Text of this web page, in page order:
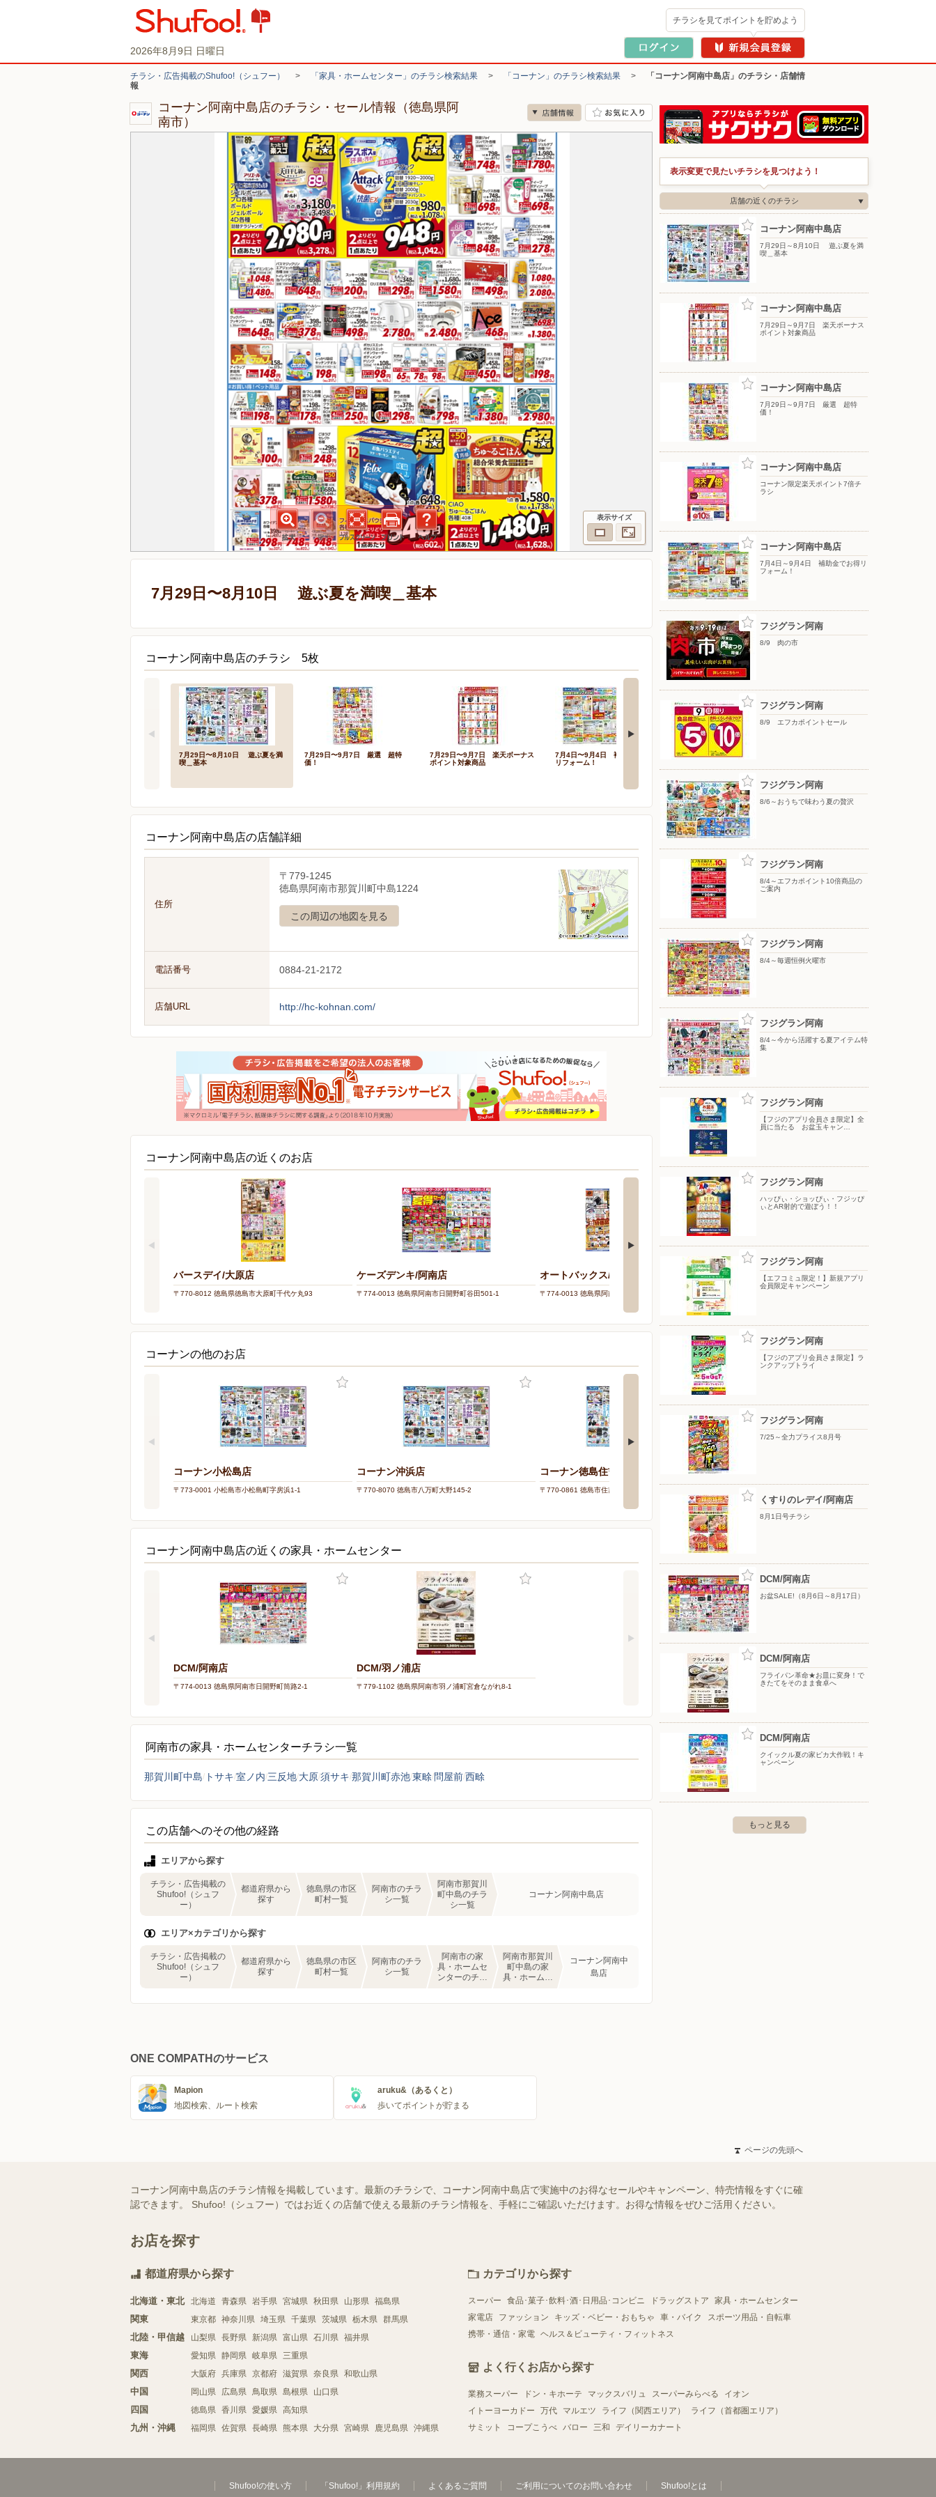
2026年8月9日 日曜日
チラシを見てポイントを貯めよう
チラシ・広告掲載のShufoo!（シュフー） > 「家具・ホームセンター」のチラシ検索結果 > 「コーナン」のチラシ検索結果 >
「コーナン阿南中島店」のチラシ・店舗情
報
コーナン阿南中島店のチラシ・セール情報（徳島県阿
南市）
表示サイズ
7月29日〜8月10日 遊ぶ夏を満喫＿基本
コーナン阿南中島店のチラシ 5枚
7月29日〜8月10日 遊ぶ夏を満
喫＿基本
7月29日〜9月7日 厳選 超特
価！
7月29日〜9月7日 楽天ボーナス
ポイント対象商品
7月4日〜9月4日 補助金でお得
リフォーム！
コーナン限定楽天ポイント7倍チ
コーナン阿南中島店の店舗詳細
住所
〒779-1245
徳島県阿南市那賀川町中島1224
この周辺の地図を見る
電話番号 0884-21-2172
店舗URL http://hc-kohnan.com/
コーナン阿南中島店の近くのお店
バースデイ/大原店
〒770-8012 徳島県徳島市大原町千代ケ丸93
ケーズデンキ/阿南店
〒774-0013 徳島県阿南市日開野町谷田501-1
オートバックス/・阿南店
〒774-0013 徳島県阿南市日開野町南居内343-1
DCM/阿南店
コーナンの他のお店
コーナン小松島店
〒773-0001 小松島市小松島町字房浜1-1
コーナン沖浜店
〒770-8070 徳島市八万町大野145-2
コーナン徳島住吉店
〒770-0861 徳島市住吉6-3-10
コーナン川内店
〒771-0132 徳島市川内町平石戎野249-4
コーナン阿南中島店の近くの家具・ホームセンター
DCM/阿南店
〒774-0013 徳島県阿南市日開野町筒路2-1
DCM/羽ノ浦店
〒779-1102 徳島県阿南市羽ノ浦町宮倉ながれ8-1
阿南市の家具・ホームセンターチラシ一覧
那賀川町中島 トサキ 室ノ内 三反地 大原須サキ 那賀川町赤池東畭 問屋前西畭
この店舗へのその他の経路
エリアから探す
チラシ・広告掲載の
Shufoo!（シュフ
ー）
都道府県から
探す
徳島県の市区
町村一覧
阿南市のチラ
シ一覧
阿南市那賀川
町中島のチラ
シ一覧
コーナン阿南中島店
エリア×カテゴリから探す
チラシ・広告掲載の
Shufoo!（シュフ
ー）
都道府県から
探す
徳島県の市区
町村一覧
阿南市のチラ
シ一覧
阿南市の家
具・ホームセ
ンターのチラ
阿南市那賀川
町中島の家
具・ホームセ
コーナン阿南中
島店
表示変更で見たいチラシを見つけよう！
店舗の近くのチラシ
コーナン阿南中島店
7月29日～8月10日 遊ぶ夏を満
喫＿基本
コーナン阿南中島店
7月29日～9月7日 楽天ボーナス
ポイント対象商品
コーナン阿南中島店
7月29日～9月7日 厳選 超特
価！
コーナン阿南中島店
コーナン限定楽天ポイント7倍チ
ラシ
コーナン阿南中島店
7月4日～9月4日 補助金でお得リ
フォーム！
フジグラン阿南
8/9 肉の市
フジグラン阿南
8/9 エフカポイントセール
フジグラン阿南
8/6～おうちで味わう夏の贅沢
フジグラン阿南
8/4～エフカポイント10倍商品の
ご案内
フジグラン阿南
8/4～毎週恒例火曜市
フジグラン阿南
8/4～今から活躍する夏アイテム特
集
フジグラン阿南
【フジのアプリ会員さま限定】全
員に当たる お盆玉キャン…
フジグラン阿南
ハッぴぃ・ショッぴぃ・フジッぴ
ぃとAR射的で遊ぼう！！
フジグラン阿南
【エフコミュ限定！】新規アプリ
会員限定キャンペーン
フジグラン阿南
【フジのアプリ会員さま限定】ラ
ンクアップトライ
フジグラン阿南
7/25～全力プライス8月号
くすりのレデイ/阿南店
8月1日号チラシ
DCM/阿南店
お盆SALE!（8月6日～8月17日）
DCM/阿南店
フライパン革命★お皿に変身！で
きたてをそのまま食卓へ
DCM/阿南店
クイックル夏の家ピカ大作戦！キ
ャンペーン
もっと見る
ONE COMPATHのサービス
Mapion
地図検索、ルート検索
aruku&（あるくと）
歩いてポイントが貯まる
ページの先頭へ
コーナン阿南中島店のチラシ情報を掲載しています。最新のチラシで、コーナン阿南中島店で実施中のお得なセールやキャンペーン、特売情報をすぐに確
認できます。 Shufoo!（シュフー）ではお近くの店舗で使える最新のチラシ情報を、手軽にご確認いただけます。お得な情報をぜひご活用ください。
お店を探す
都道府県から探す
北海道・東北 北海道 青森県 岩手県 宮城県 秋田県 山形県 福島県
関東 東京都 神奈川県 埼玉県 千葉県 茨城県 栃木県 群馬県
北陸・甲信越 山梨県 長野県 新潟県 富山県 石川県 福井県
東海 愛知県 静岡県 岐阜県 三重県
関西 大阪府 兵庫県 京都府 滋賀県 奈良県 和歌山県
中国 岡山県 広島県 鳥取県 島根県 山口県
四国 徳島県 香川県 愛媛県 高知県
九州・沖縄 福岡県 佐賀県 長崎県 熊本県 大分県 宮崎県 鹿児島県 沖縄県
カテゴリから探す
スーパー 食品･菓子･飲料･酒･日用品･コンビニ ドラッグストア
家具・ホームセンター
家電店
ファッション キッズ・ベビー・おもちゃ 車・バイク
スポーツ用品・自転車
携帯・通信・家電 ヘルス＆ビューティ・フィットネス
よく行くお店から探す
業務スーパー ドン・キホーテ マックスバリュ スーパーみらべる
イオン
イトーヨーカドー
万代 マルエツ ライフ（関西エリア）
ライフ（首都圏エリア）
サミット
コープこうべ バロー 三和 デイリーカナート
Shufoo!の使い方 「Shufoo!」利用規約 よくあるご質問 ご利用についてのお問い合わせ Shufoo!とは